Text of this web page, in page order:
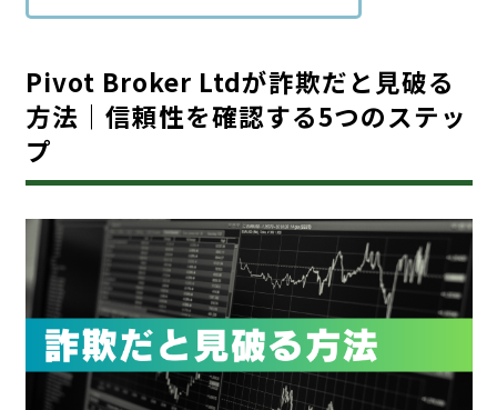
Pivot Broker Ltdが詐欺だと見破る
方法｜信頼性を確認する5つのステッ
プ